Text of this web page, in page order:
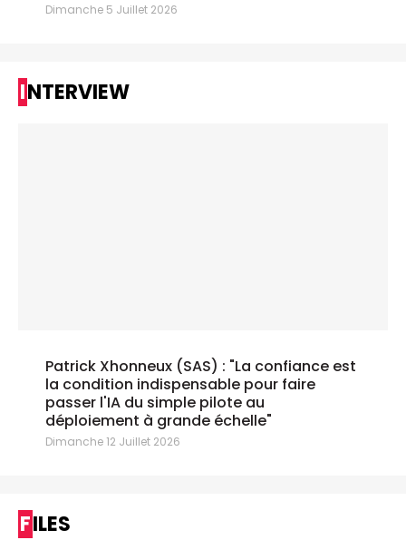
Dimanche 5 Juillet 2026
INTERVIEW
Patrick Xhonneux (SAS) : "La confiance est
la condition indispensable pour faire
passer l'IA du simple pilote au
déploiement à grande échelle"
Dimanche 12 Juillet 2026
FILES